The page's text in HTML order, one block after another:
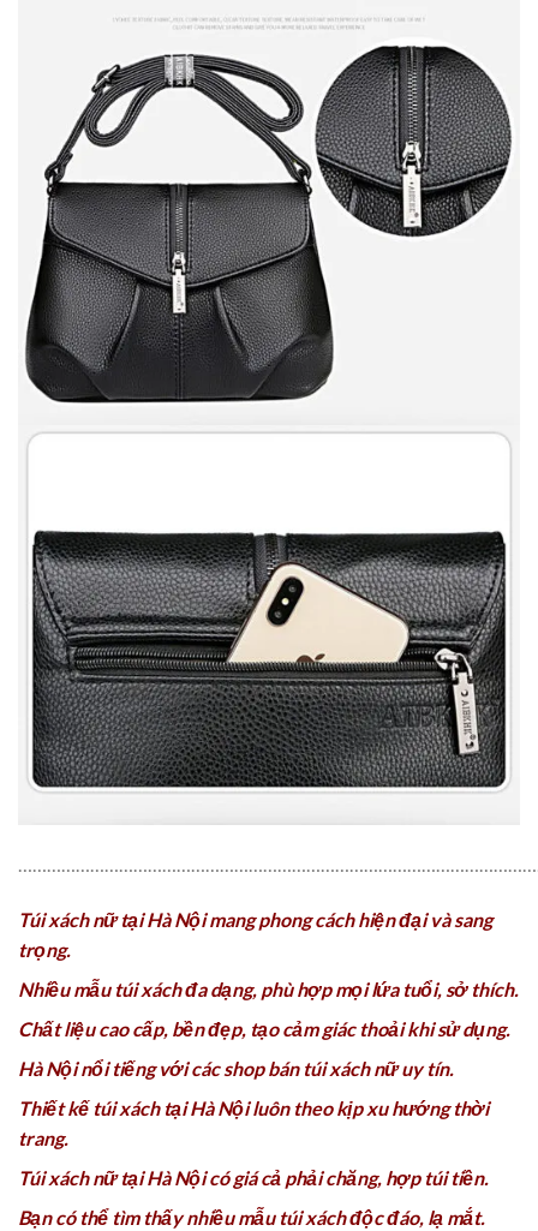
Túi xách nữ tại Hà Nội mang phong cách hiện đại và sang
trọng.
Nhiều mẫu túi xách đa dạng, phù hợp mọi lứa tuổi, sở thích.
Chất liệu cao cấp, bền đẹp, tạo cảm giác thoải khi sử dụng.
Hà Nội nổi tiếng với các shop bán túi xách nữ uy tín.
Thiết kế túi xách tại Hà Nội luôn theo kịp xu hướng thời
trang.
Túi xách nữ tại Hà Nội có giá cả phải chăng, hợp túi tiền.
Bạn có thể tìm thấy nhiều mẫu túi xách độc đáo, lạ mắt.